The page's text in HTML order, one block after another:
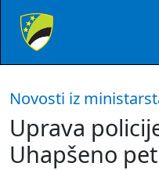
Novosti iz
Uprava
Uhapšeno